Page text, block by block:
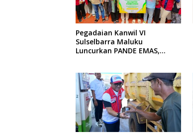
Pegadaian Kanwil VI
Sulselbarra Maluku
Luncurkan PANDE EMAS,